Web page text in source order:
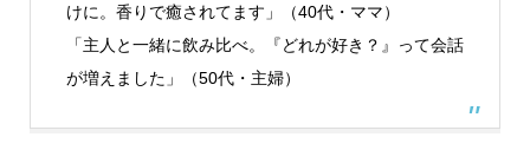
けに。香りで癒されてます」（40代・ママ）
「主人と一緒に飲み比べ。『どれが好き？』って会話
が増えました」（50代・主婦）